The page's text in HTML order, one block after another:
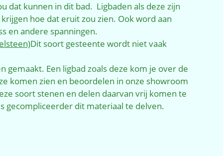
dat kunnen in dit bad. Ligbaden als deze zijn
hoe dat eruit zou zien. Ook word aan
en andere spanningen.
Dit soort gesteente wordt niet vaak
gemaakt. Een ligbad zoals deze kom je over de
komen zien en beoordelen in onze showroom
soort stenen en delen daarvan vrij komen te
gecompliceerder dit materiaal te delven.